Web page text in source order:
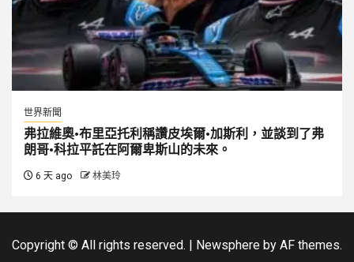
世界新聞
弗拉維奧·布里亞托利稱讚皮埃爾·加斯利，並談到了弗
朗哥·科拉平託在阿爾卑斯山的未來。
6 天 ago 林美玲
Copyright © All rights reserved. Newsphere by AF themes.